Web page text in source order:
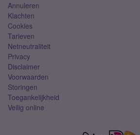
Annuleren
Klachten
Cookies
Tarieven
Netneutraliteit
Privacy
Disclaimer
Voorwaarden
Storingen
Toegankelijkheid
Veilig online